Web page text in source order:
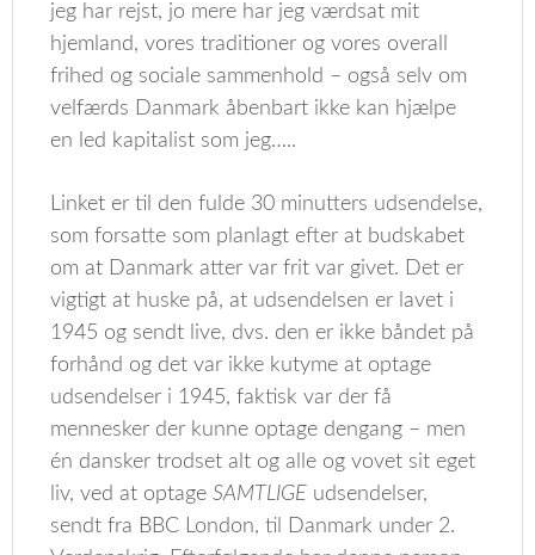
jeg har rejst, jo mere har jeg værdsat mit
hjemland, vores traditioner og vores overall
frihed og sociale sammenhold – også selv om
velfærds Danmark åbenbart ikke kan hjælpe
en led kapitalist som jeg…..
Linket er til den fulde 30 minutters udsendelse,
som forsatte som planlagt efter at budskabet
om at Danmark atter var frit var givet. Det er
vigtigt at huske på, at udsendelsen er lavet i
1945 og sendt live, dvs. den er ikke båndet på
forhånd og det var ikke kutyme at optage
udsendelser i 1945, faktisk var der få
mennesker der kunne optage dengang – men
én dansker trodset alt og alle og vovet sit eget
liv, ved at optageSAMTLIGE udsendelser,
sendt fra BBC London, til Danmark under 2.